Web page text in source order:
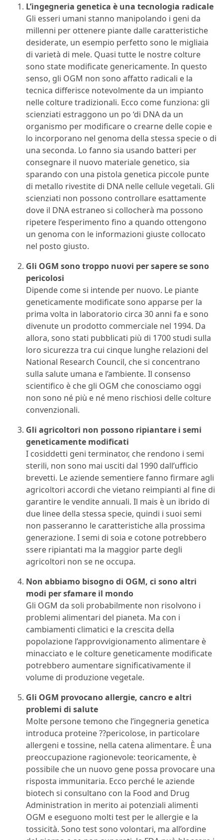
L’ingegneria genetica è una tecnologia radicale
Gli esseri umani stanno manipolando i geni da
millenni per ottenere piante dalle caratteristiche
desiderate, un esempio perfetto sono le migliaia
di varietà di mele. Quasi tutte le nostre colture
sono state modificate genericamente. In questo
senso, gli OGM non sono affatto radicali e la
tecnica differisce notevolmente da un impianto
nelle colture tradizionali. Ecco come funziona: gli
scienziati estraggono un po ‘di DNA da un
organismo per modificare o crearne delle copie e
lo incorporano nel genoma della stessa specie o di
una seconda. Lo fanno sia usando batteri per
consegnare il nuovo materiale genetico, sia
sparando con una pistola genetica piccole punte
di metallo rivestite di DNA nelle cellule vegetali. Gli
scienziati non possono controllare esattamente
dove il DNA estraneo si collocherà ma possono
ripetere l’esperimento fino a quando ottengono
un genoma con le informazioni giuste collocato
nel posto giusto.
Gli OGM sono troppo nuovi per sapere se sono
pericolosi
Dipende come si intende per nuovo. Le piante
geneticamente modificate sono apparse per la
prima volta in laboratorio circa 30 anni fa e sono
divenute un prodotto commerciale nel 1994. Da
allora, sono stati pubblicati più di 1700 studi sulla
loro sicurezza tra cui cinque lunghe relazioni del
National Research Council, che si concentrano
sulla salute umana e l’ambiente. Il consenso
scientifico è che gli OGM che conosciamo oggi
non sono né più e né meno rischiosi delle colture
convenzionali.
Gli agricoltori non possono ripiantare i semi
geneticamente modificati
I cosiddetti geni terminator, che rendono i semi
sterili, non sono mai usciti dal 1990 dall’ufficio
brevetti. Le aziende sementiere fanno firmare agli
agricoltori accordi che vietano reimpianti al fine di
garantire le vendite annuali. Il mais è un ibrido di
due linee della stessa specie, quindi i suoi semi
non passeranno le caratteristiche alla prossima
generazione. I semi di soia e cotone potrebbero
ssere ripiantati ma la maggior parte degli
agricoltori non se ne occupa.
Non abbiamo bisogno di OGM, ci sono altri
modi per sfamare il mondo
Gli OGM da soli probabilmente non risolvono i
problemi alimentari del pianeta. Ma con i
cambiamenti climatici e la crescita della
popolazione l’approvvigionamento alimentare è
minacciato e le colture geneticamente modificate
potrebbero aumentare significativamente il
volume di produzione vegetale.
Gli OGM provocano allergie, cancro e altri
problemi di salute
Molte persone temono che l’ingegneria genetica
introduca proteine ??pericolose, in particolare
allergeni e tossine, nella catena alimentare. È una
preoccupazione ragionevole: teoricamente, è
possibile che un nuovo gene possa provocare una
risposta immunitaria. Ecco perché le aziende
biotech si consultano con la Food and Drug
Administration in merito ai potenziali alimenti
OGM e eseguono molti test per le allergie e la
tossicità. Sono test sono volontari, ma all’ordine